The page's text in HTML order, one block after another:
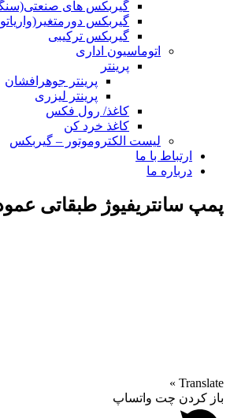
گیربکس های
گیربکس
گیربکس ترکیبی
اتوماسیون اداری
پرینتر
پرینتر جوهرافشان
پرینتر لیزری
کاغذ/ رول فکس
کاغذ خرد کن
لیست الکتروموتور – گیربکس
ارتباط با ما
درباره ما
پمپ سانتریفیوژ طبقاتی
Translate »
باز کردن چت واتساپ